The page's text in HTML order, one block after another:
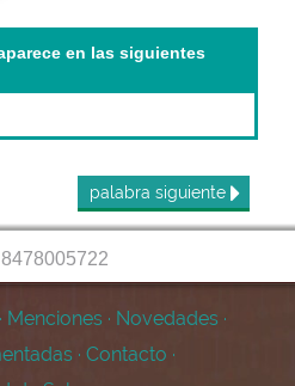
en las siguientes
palabra siguiente
8478005722
· Menciones · Novedades ·
· Contacto ·